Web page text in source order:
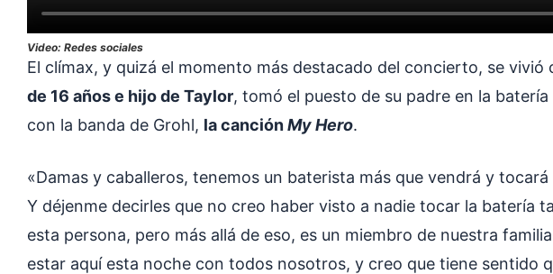
Video: Redes sociales
El clímax, y quizá el momento más destacado del concierto, se vivió
de 16 años e hijo de Taylor, tomó el puesto de su padre en la
con la banda de Grohl, la canciónMy Hero.
«Damas y caballeros, tenemos un baterista más que vendrá y
Y déjenme decirles que no creo haber visto a nadie tocar la batería
esta persona, pero más allá de eso, es un miembro de nuestra
estar aquí esta noche con todos nosotros, y creo que tiene sentido